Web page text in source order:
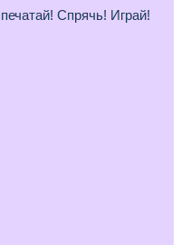
Спрячь! Играй!